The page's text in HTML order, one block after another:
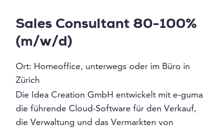
Sales Consultant 80-100%
(m/w/d)
Ort: Homeoffice, unterwegs oder im Büro in
Zürich
Die Idea Creation GmbH entwickelt mit e-guma
die führende Cloud-Software für den Verkauf,
die Verwaltung und das Vermarkten von